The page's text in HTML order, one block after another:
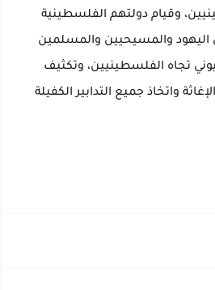
وقيام دولتهم الفلسطينية
والمسيحيين والمسلمين
تجاه الفلسطينيين، وتكثيف
واتخاذ جميع التدابير الكفيلة